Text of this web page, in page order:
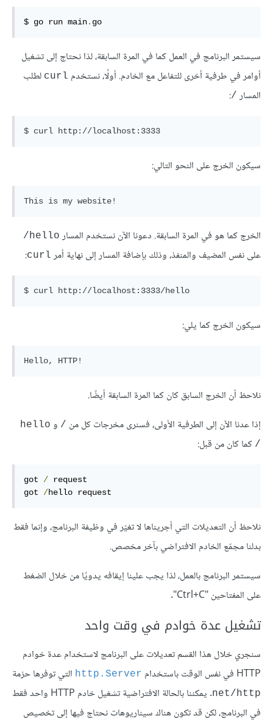
$ go run main. go
سيستمر البرنامج في العمل كما في المرة السابقة، لذا نحتاج إلى تشغيل
أوامر في طرفية أخرى للتفاعل مع الخادم. أولًا، نستخدم curl لطلب
المسار /
:
سيكون الخرج على النحو التالي:
الخرج كما هو في المرة السابقة. دعونا الآن نستخدم المسار hello/
على نفس المضيف والمنفذ، وذلك بإضافة المسار إلى نهاية أمر curl
:
سيكون الخرج كما يلي:
نلاحظ أن الخرج السابق كان كما المرة السابقة أيضًا.
إذا عدنا الآن إلى الطرفية الأولى، فسنرى مخرجات كل من / و
/ كما كان من قبل:
got / request
got /hello request
نلاحظ أن التعديلات التي أجريناها لا تغيّر في وظيفة البرنامج، وإنما فقط
بدلنا مجمّع الخادم الافتراضي بآخر مخصص.
سيستمر البرنامج بالعمل، لذا يجب علينا إيقافه يدويًا من خلال الضغط
على المفتاحين "Ctrl+C".
تشغيل عدة خوادم في وقت واحد
سنجري خلال هذا القسم تعديلات على البرنامج لاستخدام عدة خوادم
HTTP في نفس الوقت باستخدام
http.Server التي توفرها حزمة
net/http
. يمكننا بالحالة الافتراضية تشغيل خادم HTTP واحد فقط
في البرنامج، لكن قد تكون هناك سيناريوهات نحتاج فيها إلى تخصيص